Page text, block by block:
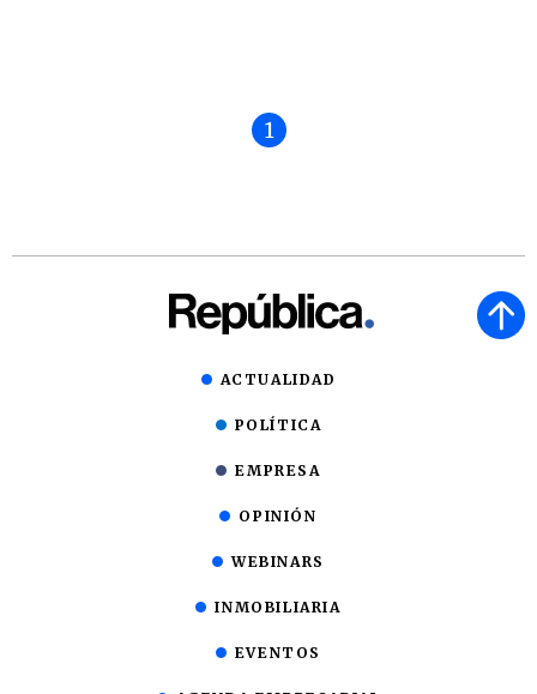
1
ACTUALIDAD
POLÍTICA
EMPRESA
OPINIÓN
WEBINARS
INMOBILIARIA
EVENTOS